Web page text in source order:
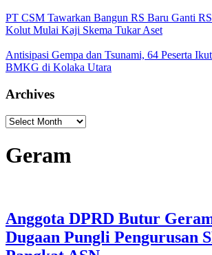
PT CSM Tawarkan Bangun RS Baru Ganti
Kolut Mulai Kaji Skema Tukar Aset
Antisipasi Gempa dan Tsunami, 64 Peserta
BMKG di Kolaka Utara
Archives
Archives
Geram
Anggota DPRD Butur
Dugaan Pungli Pengurusan